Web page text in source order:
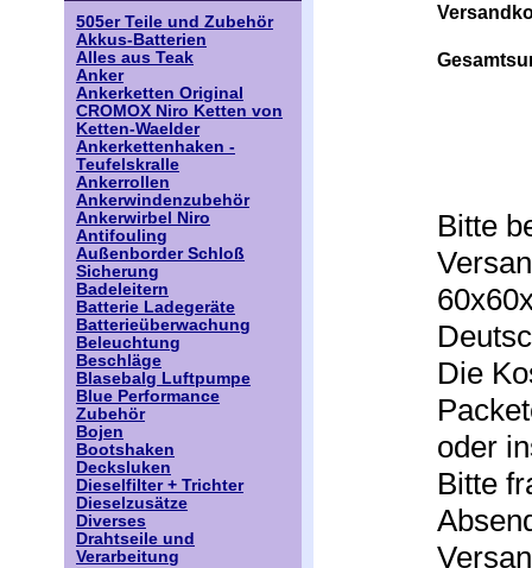
505er Teile und Zubehör
Akkus-Batterien
Alles aus Teak
Anker
Ankerketten Original
CROMOX Niro Ketten von
Ketten-Waelder
Ankerkettenhaken -
Teufelskralle
Ankerrollen
Ankerwindenzubehör
Ankerwirbel Niro
Antifouling
Außenborder Schloß
Sicherung
Badeleitern
Batterie Ladegeräte
Batterieüberwachung
Beleuchtung
Beschläge
Blasebalg Luftpumpe
Blue Performance
Zubehör
Bojen
Bootshaken
Decksluken
Dieselfilter + Trichter
Dieselzusätze
Diverses
Drahtseile und
Verarbeitung
Bitte
Die
oder
Bitte